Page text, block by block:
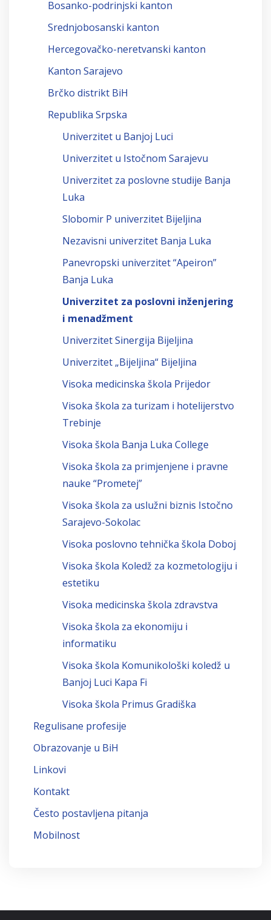
Bosanko-podrinjski kanton
Srednjobosanski kanton
Hercegovačko-neretvanski kanton
Kanton Sarajevo
Brčko distrikt BiH
Republika Srpska
Univerzitet u Banjoj Luci
Univerzitet u Istočnom Sarajevu
Univerzitet za poslovne studije Banja
Luka
Slobomir P univerzitet Bijeljina
Nezavisni univerzitet Banja Luka
Panevropski univerzitet “Apeiron”
Banja Luka
Univerzitet za poslovni inženjering
i menadžment
Univerzitet Sinergija Bijeljina
Univerzitet „Bijeljina“ Bijeljina
Visoka medicinska škola Prijedor
Visoka škola za turizam i hotelijerstvo
Trebinje
Visoka škola Banja Luka College
Visoka škola za primjenjene i pravne
nauke “Prometej”
Visoka škola za uslužni biznis Istočno
Sarajevo-Sokolac
Visoka poslovno tehnička škola Doboj
Visoka škola Koledž za kozmetologiju i
estetiku
Visoka medicinska škola zdravstva
Visoka škola za ekonomiju i
informatiku
Visoka škola Komunikološki koledž u
Banjoj Luci Kapa Fi
Visoka škola Primus Gradiška
Regulisane profesije
Obrazovanje u BiH
Linkovi
Kontakt
Često postavljena pitanja
Mobilnost